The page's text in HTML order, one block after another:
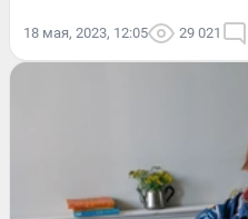
18 мая, 2023, 12:05 29 021